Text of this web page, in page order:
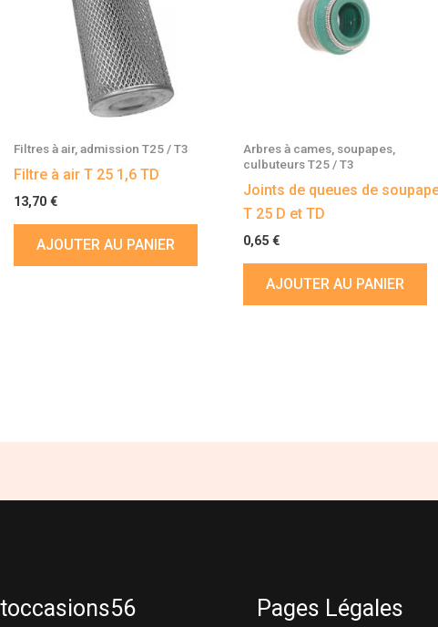
Filtres à air, admission T25 / T3
Filtre à air T 25 1,6 TD
13,70€
AJOUTER AU PANIER
Arbres à cames, soupapes,
culbuteurs T25 / T3
Joints de queues de
T 25 D et TD
0,65 €
AJOUTER AU PANIER
Pages Légales